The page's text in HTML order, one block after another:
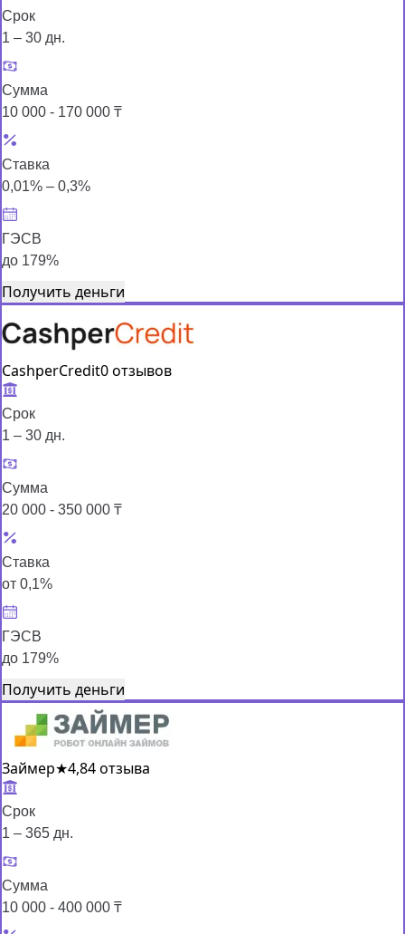
Срок
1 – 30 дн.
Сумма
10 000 - 170 000 ₸
Ставка
0,01% – 0,3%
ГЭСВ
до 179%
Получить деньги
CashperCredit0 отзывов
Срок
1 – 30 дн.
Сумма
20 000 - 350 000 ₸
Ставка
от 0,1%
ГЭСВ
до 179%
Получить деньги
Займер★4,84 отзыва
Срок
1 – 365 дн.
Сумма
10 000 - 400 000 ₸